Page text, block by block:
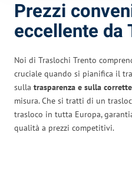
Prezzi
eccellente da
Noi di Traslochi Trento
cruciale quando si pianifica il
sulla trasparenza e sulla
misura. Che si tratti di un
trasloco in tutta Europa,
qualità a prezzi competitivi.